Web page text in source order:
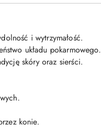
i wytrzymałość.
układu pokarmowego.
skóry oraz sierści.
konie.